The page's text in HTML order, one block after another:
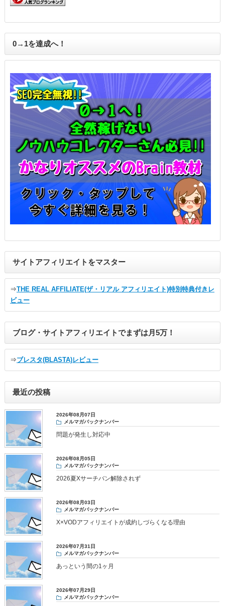
0→1を達成へ！
サイトアフィリエイトをマスター
⇒THE REAL AFFILIATE(ザ・リアル アフィリエイト)特別特典付きレ
ビュー
ブログ・サイトアフィリエイトでまずは月5万！
⇒ブレスタ(BLASTA)レビュー
最近の投稿
2026年08月07日
メルマガバックナンバー
問題が発生し対応中
2026年08月05日
メルマガバックナンバー
2026夏Xサーチバン解除されず
2026年08月03日
メルマガバックナンバー
X×VODアフィリエイトが成約しづらくなる理由
2026年07月31日
メルマガバックナンバー
あっという間の1ヶ月
2026年07月29日
メルマガバックナンバー